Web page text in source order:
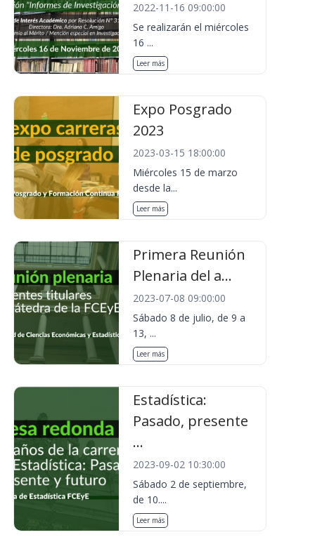
2022-11-16 09:00:00
Se realizarán el miércoles
16 ...
Leer más
Expo Posgrado
2023
2023-03-15 18:00:00
Miércoles 15 de marzo
desde la...
Leer más
Primera Reunión
Plenaria del a...
2023-07-08 09:00:00
Sábado 8 de julio, de 9 a
13, ...
Leer más
Estadística:
Pasado, presente
...
2023-09-02 10:30:00
Sábado 2 de septiembre,
de 10....
Leer más